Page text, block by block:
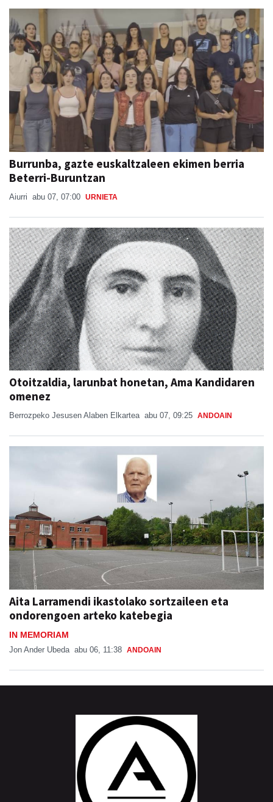
Burrunba, gazte euskaltzaleen ekimen berria
Beterri-Buruntzan
Aiurri abu 07, 07:00 URNIETA
Otoitzaldia, larunbat honetan, Ama Kandidaren
omenez
Berrozpeko Jesusen Alaben Elkartea abu 07, 09:25 ANDOAIN
Aita Larramendi ikastolako sortzaileen eta
ondorengoen arteko katebegia
IN MEMORIAM
Jon Ander Ubeda abu 06, 11:38 ANDOAIN